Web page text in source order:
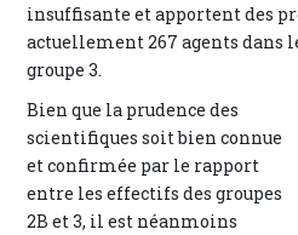
insuffisante et apportent des
actuellement 267 agents dans
groupe 3.
Bien que la prudence des
scientifiques soit bien connue
et confirmée par le rapport
entre les effectifs des groupes
2B et 3, il est néanmoins